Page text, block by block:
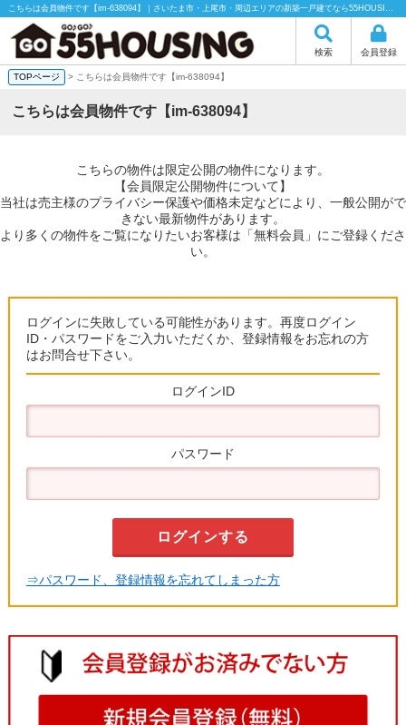
こちらは会員物件です【im-638094】｜さいたま市・上尾市・周辺エリアの新築一戸建てなら55HOUSING（55ハウジング）にお任せください！
検索 会員登録
TOPページ > こちらは会員物件です【im-638094】
こちらは会員物件です【im-638094】
こちらの物件は限定公開の物件になります。
【会員限定公開物件について】
当社は売主様のプライバシー保護や価格未定などにより、一般公開がで
きない最新物件があります。
より多くの物件をご覧になりたいお客様は「無料会員」にご登録くださ
い。
ログインに失敗している可能性があります。再度ログイン
ID・パスワードをご入力いただくか、登録情報をお忘れの方
はお問合せ下さい。
ログインID
パスワード
⇒パスワード、登録情報を忘れてしまった方